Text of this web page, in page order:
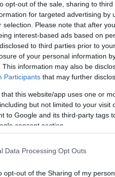
opt-out of the sale, sharing to
for targeted advertising by
selection. Please note that after
interest-based ads based on
to third parties prior to
of your personal information
This information may also be
Participants that may further
that this website/app uses one or
but not limited to your
to Google and its third-party tags
consent section.
Data Processing Opt Outs
opt-out of the Sharing of my